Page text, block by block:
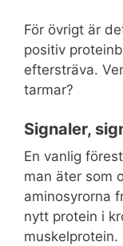
För övrigt är
positiv
eftersträva.
tarmar?
Signaler,
En vanlig
man äter som
aminosyrorna
nytt protein i